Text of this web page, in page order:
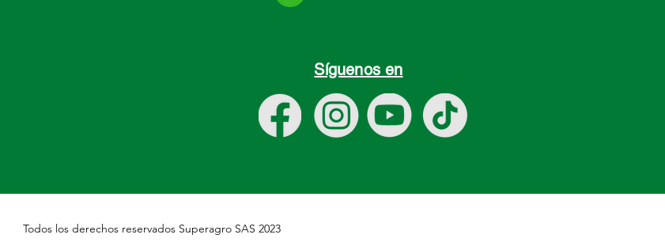
Síguenos en
Todos los derechos reservados Superagro SAS 2023